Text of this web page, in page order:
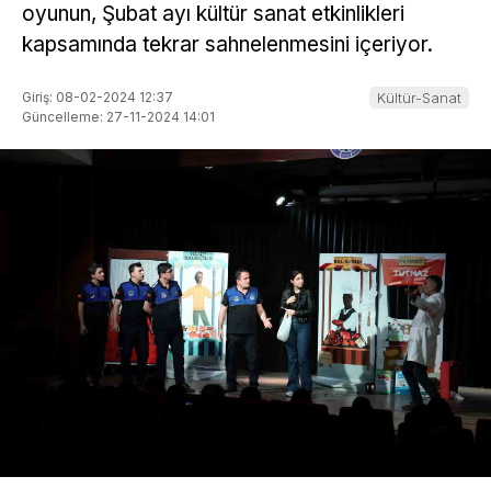
oyunun, Şubat ayı kültür sanat etkinlikleri
kapsamında tekrar sahnelenmesini içeriyor.
Giriş: 08-02-2024 12:37
Güncelleme: 27-11-2024 14:01
Kültür-Sanat